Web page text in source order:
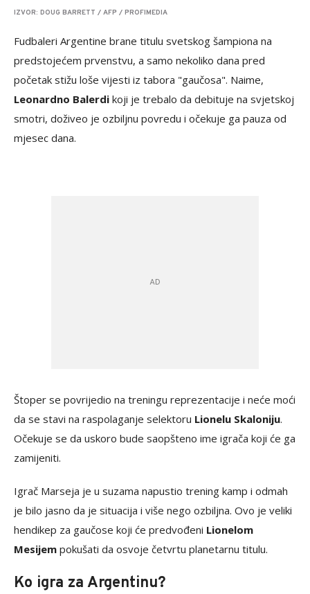
IZVOR: DOUG BARRETT / AFP / PROFIMEDIA
Fudbaleri Argentine brane titulu svetskog šampiona na
predstojećem prvenstvu, a samo nekoliko dana pred
početak stižu loše vijesti iz tabora "gaučosa". Naime,
Leonardno Balerdi koji je trebalo da debituje na svjetskoj
smotri, doživeo je ozbiljnu povredu i očekuje ga pauza od
mjesec dana.
Štoper se povrijedio na treningu reprezentacije i neće moći
da se stavi na raspolaganje selektoru Lionelu Skaloniju.
Očekuje se da uskoro bude saopšteno ime igrača koji će ga
zamijeniti.
Igrač Marseja je u suzama napustio trening kamp i odmah
je bilo jasno da je situacija i više nego ozbiljna. Ovo je veliki
hendikep za gaučose koji će predvođeni Lionelom
Mesijem pokušati da osvoje četvrtu planetarnu titulu.
Ko igra za Argentinu?